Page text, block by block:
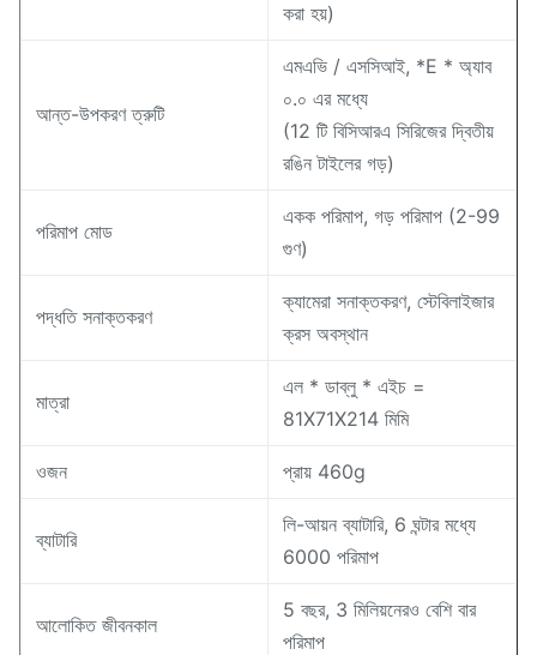
করা হয়)
আন্ত-উপকরণ ত্রুটি
এমএভি / এসসিআই, *E * অ্যাব
০.০ এর মধ্যে
(12 টি বিসিআরএ সিরিজের দ্বিতীয়
রঙিন টাইলের গড়)
পরিমাপ মোড
একক পরিমাপ, গড় পরিমাপ (2-99
গুণ)
পদ্ধতি সনাক্তকরণ
ক্যামেরা সনাক্তকরণ, স্টেবিলাইজার
ক্রস অবস্থান
মাত্রা
এল * ডাব্লু * এইচ =
81X71X214 মিমি
ওজন প্রায় 460g
ব্যাটারি
লি-আয়ন ব্যাটারি, 6 ঘন্টার মধ্যে
6000 পরিমাপ
আলোকিত জীবনকাল
5 বছর, 3 মিলিয়নেরও বেশি বার
পরিমাপ